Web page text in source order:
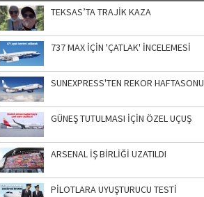
TEKSAS’TA TRAJİK KAZA
737 MAX İÇİN 'ÇATLAK' İNCELEMESİ
SUNEXPRESS'TEN REKOR HAFTASONU
GÜNEŞ TUTULMASI İÇİN ÖZEL UÇUŞ
ARSENAL İŞ BİRLİĞİ UZATILDI
PİLOTLARA UYUŞTURUCU TESTİ